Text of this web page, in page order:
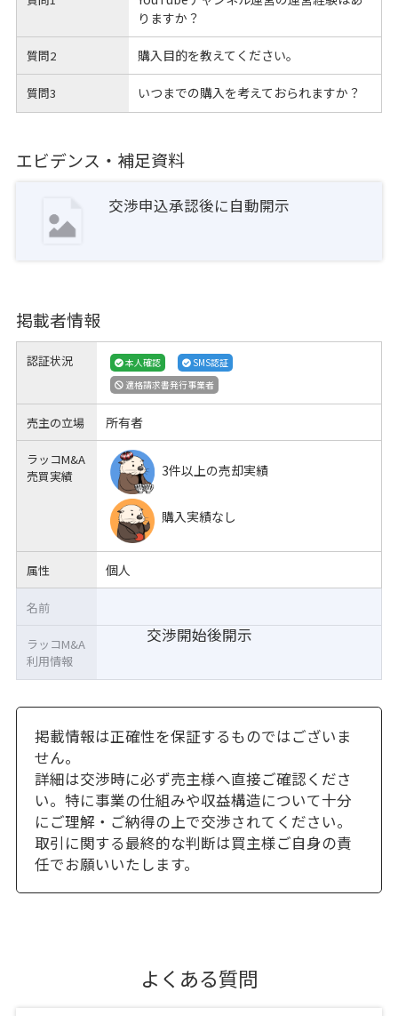
りますか？
質問2 購入目的を教えてください。
質問3 いつまでの購入を考えておられますか？
エビデンス・補足資料
交渉申込承認後に自動開示
掲載者情報
認証状況 本人確認
SMS認証
適格請求書発行事業者
売主の立場 所有者
ラッコM&A
売買実績
3件以上の売却実績
購入実績なし
属性 個人
交渉開始後開示
名前
ラッコM&A
利用情報
掲載情報は正確性を保証するものではございま
せん。
詳細は交渉時に必ず売主様へ直接ご確認くださ
い。特に事業の仕組みや収益構造について十分
にご理解・ご納得の上で交渉されてください。
取引に関する最終的な判断は買主様ご自身の責
任でお願いいたします。
よくある質問